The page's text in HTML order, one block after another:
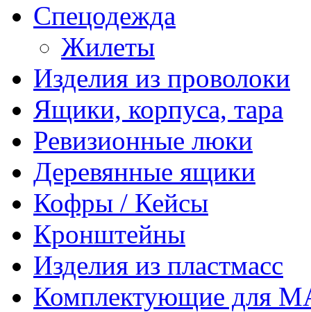
Спецодежда
Жилеты
Изделия из проволоки
Ящики, корпуса, тара
Ревизионные люки
Деревянные ящики
Кофры / Кейсы
Кронштейны
Изделия из пластмасс
Комплектующие для